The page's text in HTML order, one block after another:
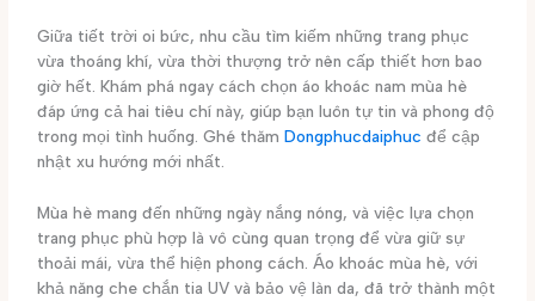
Giữa tiết trời oi bức, nhu cầu tìm kiếm những trang phục
vừa thoáng khí, vừa thời thượng trở nên cấp thiết hơn bao
giờ hết. Khám phá ngay cách chọn áo khoác nam mùa hè
đáp ứng cả hai tiêu chí này, giúp bạn luôn tự tin và phong độ
trong mọi tình huống. Ghé thămDongphucdaiphuc để cập
nhật xu hướng mới nhất.
Mùa hè mang đến những ngày nắng nóng, và việc lựa chọn
trang phục phù hợp là vô cùng quan trọng để vừa giữ sự
thoải mái, vừa thể hiện phong cách. Áo khoác mùa hè, với
khả năng che chắn tia UV và bảo vệ làn da, đã trở thành một